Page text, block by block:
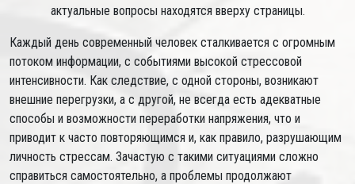
актуальные вопросы находятся вверху страницы.
Каждый день современный человек сталкивается с огромным
потоком информации, с событиями высокой стрессовой
интенсивности. Как следствие, с одной стороны, возникают
внешние перегрузки, а с другой, не всегда есть адекватные
способы и возможности переработки напряжения, что и
приводит к часто повторяющимся и, как правило, разрушающим
личность стрессам. Зачастую с такими ситуациями сложно
справиться самостоятельно, а проблемы продолжают